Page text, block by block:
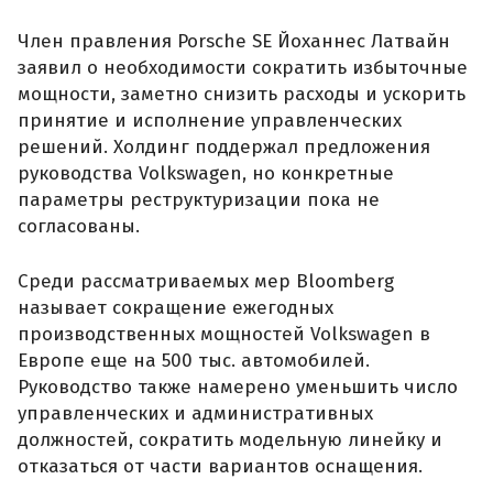
Член правления Porsche SE Йоханнес Латвайн
заявил о необходимости сократить избыточные
мощности, заметно снизить расходы и ускорить
принятие и исполнение управленческих
решений. Холдинг поддержал предложения
руководства Volkswagen, но конкретные
параметры реструктуризации пока не
согласованы.
Среди рассматриваемых мер Bloomberg
называет сокращение ежегодных
производственных мощностей Volkswagen в
Европе еще на 500 тыс. автомобилей.
Руководство также намерено уменьшить число
управленческих и административных
должностей, сократить модельную линейку и
отказаться от части вариантов оснащения.